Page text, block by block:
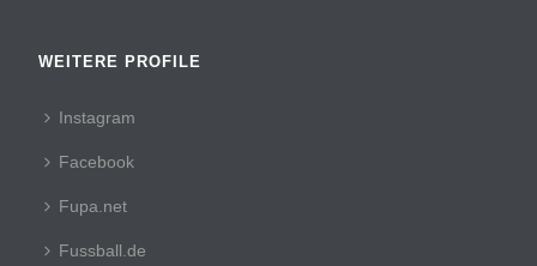
WEITERE PROFILE
Instagram
Facebook
Fupa.net
Fussball.de